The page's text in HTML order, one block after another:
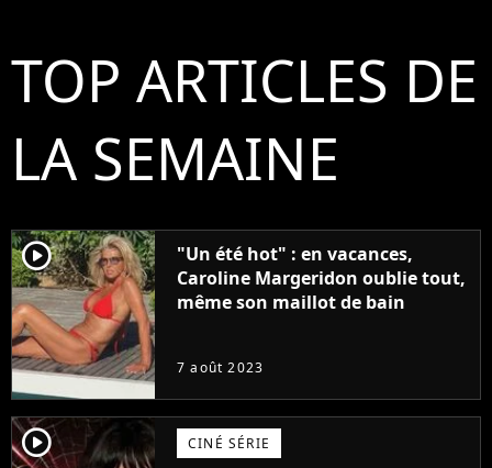
TOP ARTICLES DE
LA SEMAINE
player2
"Un été hot" : en vacances,
Caroline Margeridon oublie tout,
même son maillot de bain
7 août 2023
player2 CINÉ SÉRIE